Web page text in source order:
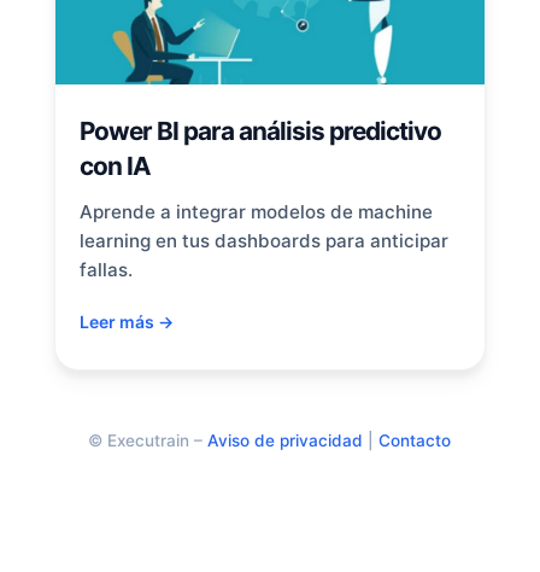
Power BI para análisis predictivo
con IA
Aprende a integrar modelos de machine
learning en tus dashboards para anticipar
fallas.
Leer más →
© Executrain –Aviso de privacidad |Contacto